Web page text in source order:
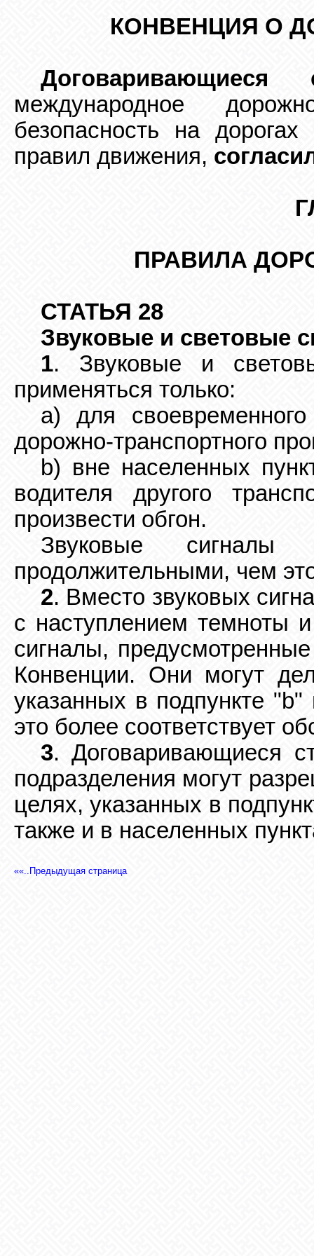
КОНВЕНЦИЯ О
Договаривающиеся
международное
безопасность на
правил движения,
ПРАВИЛА
СТАТЬЯ 28
Звуковые и световые
1. Звуковые и
применяться только:
a) для
дорожно-транспортного
b) вне населенных
водителя другого
произвести обгон.
Звуковые
продолжительными, чем
2. Вместо звуковых
с наступлением темноты
сигналы,
Конвенции. Они могут
указанных в подпункте
это более соответствует
3. Договаривающиеся
подразделения могут
целях, указанных в
также и в населенных
««..Предыдущая страница